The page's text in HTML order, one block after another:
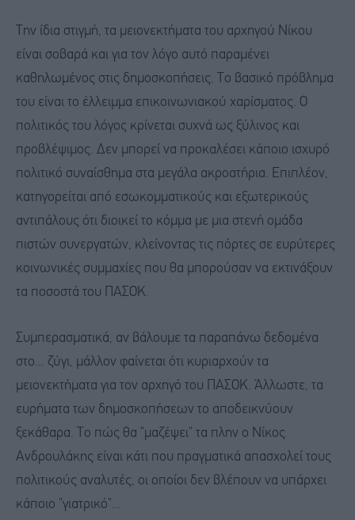
Την ίδια στιγμή, τα μειονεκτήματα του αρχηγού Νίκου
είναι σοβαρά και για τον λόγο αυτό παραμένει
καθηλωμένος στις δημοσκοπήσεις. Το βασικό πρόβλημα
του είναι το έλλειμμα επικοινωνιακού χαρίσματος. Ο
πολιτικός του λόγος κρίνεται συχνά ως ξύλινος και
προβλέψιμος. Δεν μπορεί να προκαλέσει κάποιο ισχυρό
πολιτικό συναίσθημα στα μεγάλα ακροατήρια. Επιπλέον,
κατηγορείται από εσωκομματικούς και εξωτερικούς
αντιπάλους ότι διοικεί το κόμμα με μια στενή ομάδα
πιστών συνεργατών, κλείνοντας τις πόρτες σε ευρύτερες
κοινωνικές συμμαχίες που θα μπορούσαν να εκτινάξουν
τα ποσοστά του ΠΑΣΟΚ.
Συμπερασματικά, αν βάλουμε τα παραπάνω δεδομένα
στο... ζύγι, μάλλον φαίνεται ότι κυριαρχούν τα
μειονεκτήματα για τον αρχηγό του ΠΑΣΟΚ. Άλλωστε, τα
ευρήματα των δημοσκοπήσεων το αποδεικνύουν
ξεκάθαρα. Το πώς θα "μαζέψει" τα πλην ο Νίκος
Ανδρουλάκης είναι κάτι που πραγματικά απασχολεί τους
πολιτικούς αναλυτές, οι οποίοι δεν βλέπουν να υπάρχει
κάποιο "γιατρικό"...